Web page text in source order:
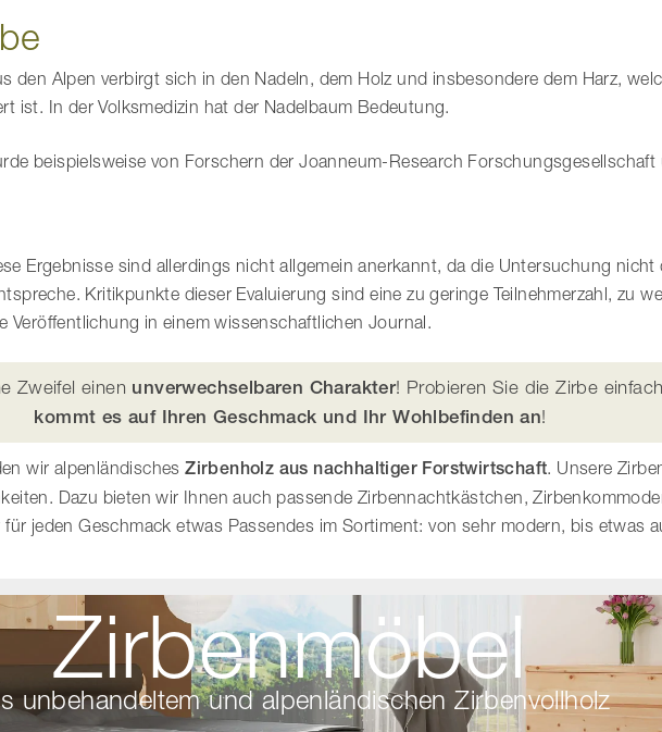
den Alpen verbirgt sich in den Nadeln, dem Holz und insbesondere dem Harz,
ist. In der Volksmedizin hat der Nadelbaum Bedeutung.
beispielsweise von Forschern der Joanneum-Research
Ergebnisse sind allerdings nicht allgemein anerkannt, da die Untersuchung nicht
Kritikpunkte dieser Evaluierung sind eine zu geringe Teilnehmerzahl, zu
Veröffentlichung in einem wissenschaftlichen Journal.
Zweifel einen unverwechselbaren Charakter! Probieren Sie die Zirbe
kommt es auf Ihren Geschmack und Ihr Wohlbefinden an!
wir alpenländisches Zirbenholz aus nachhaltiger Forstwirtschaft . Unsere
Dazu bieten wir Ihnen auch passende Zirbennachtkästchen,
jeden Geschmack etwas Passendes im Sortiment: von sehr modern, bis etwas
Zirbenmöbel
unbehandeltem und alpenländischen Zirbenvollholz